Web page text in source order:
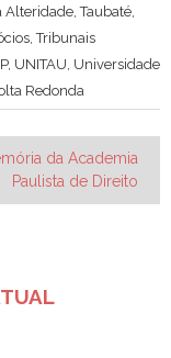
Alteridade,Taubaté,
,Tribunais
, UNITAU, Universidade
Redonda
da Academia
Paulista de Direito